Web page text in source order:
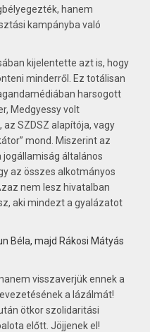
hanem
kampányba való
kijelentette azt is, hogy
minderről. Ez totálisan
harsogott
Medgyessy volt
SZDSZ alapítója, vagy
mond. Miszerint az
jogállamiság általános
az összes alkotmányos
nem lesz hivatalban
aki mindezt a gyalázatot
Béla, majd Rákosi Mátyás
visszaverjük ennek a
a lázálmát!
ötkor szolidaritási
előtt. Jöjjenek el!